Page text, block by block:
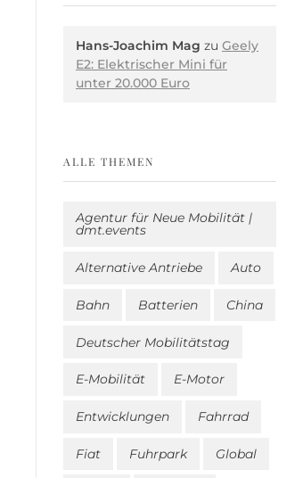
Hans-Joachim Mag zu Geely
E2: Elektrischer Mini für
unter 20.000 Euro
ALLE THEMEN
Agentur für Neue Mobilität |
dmt.events
Alternative Antriebe Auto
Bahn Batterien China
Deutscher Mobilitätstag
E-Mobilität E-Motor
Entwicklungen Fahrrad
Fiat Fuhrpark Global